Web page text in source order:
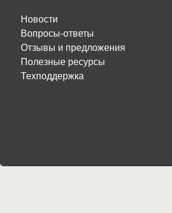
Новости
Вопросы-ответы
Отзывы и предложения
Полезные ресурсы
Техподдержка